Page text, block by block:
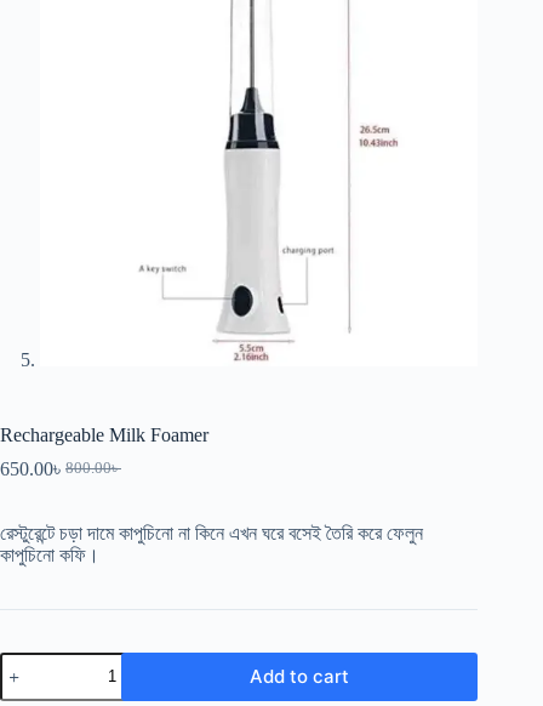
Rechargeable Milk Foamer
800.00৳
650.00৳
রেস্টুরেন্টে চড়া দামে কাপুচিনো না কিনে এখন ঘরে বসেই তৈরি করে ফেলুন
কাপুচিনো কফি।
Add to cart